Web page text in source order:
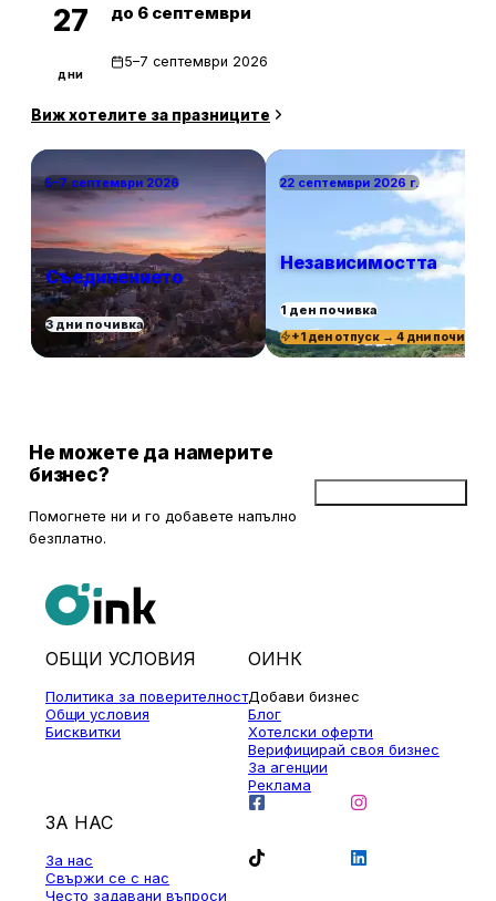
27
дни
до 6 септември
5–7 септември 2026
Виж хотелите за празниците
5–7 септември 2026
Съединението
3 дни почивка
22 септември 2026 г.
Независимостта
1 ден почивка
+1 ден отпуск → 4 дни почивка
Не можете да намерите
бизнес?
Помогнете ни и го добавете напълно
безплатно.
ОБЩИ УСЛОВИЯ
Политика за поверителност
Общи условия
Бисквитки
ОИНК
Добави бизнес
Блог
Хотелски оферти
Верифицирай своя бизнес
За агенции
Реклама
ЗА НАС
За нас
Свържи се с нас
Често задавани въпроси